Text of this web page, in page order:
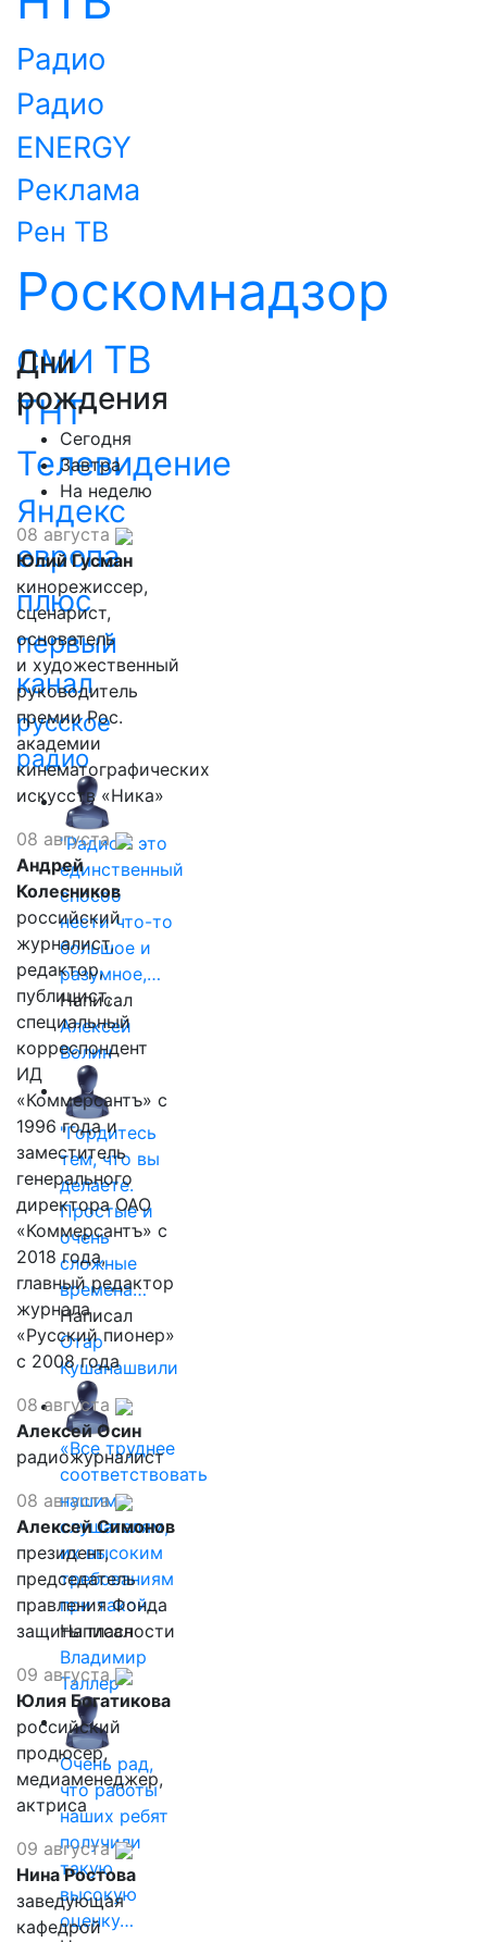
Радио
Радио
ENERGY
Реклама
Рен ТВ
Роскомнадзор
СМИ ТВ
ТНТ
Телевидение
Яндекс
европа
плюс
первый
канал
русское
радио
"Радио - это
единственный
способ
нести что-то
большое и
разумное,…
Написал
Алексей
Волин
"Гордитесь
тем, что вы
делаете.
Простые и
очень
сложные
времена…
Написал
Отар
Кушанашвили
«Все труднее
соответствовать
нашим
слушателям,
их высоким
требованиям
при такой…
Написал
Владимир
Таллер
Очень рад,
что работы
наших ребят
получили
такую
высокую
оценку…
Дни
рождения
Сегодня
Завтра
На неделю
08 августа
Юлий Гусман
кинорежиссер,
сценарист,
основатель
и художественный
руководитель
премии Рос.
академии
кинематографических
искусств «Ника»
08 августа
Андрей
Колесников
российский
журналист,
редактор,
публицист,
специальный
корреспондент
ИД
«Коммерсантъ» с
1996 года и
заместитель
генерального
директора ОАО
«Коммерсантъ» с
2018 года,
главный редактор
журнала
«Русский пионер»
с 2008 года
08 августа
Алексей Осин
радиожурналист
08 августа
Алексей Симонов
президент,
председатель
правления Фонда
защиты гласности
09 августа
Юлия Богатикова
российский
продюсер,
медиаменеджер,
актриса
09 августа
Нина Ростова
заведующая
кафедрой